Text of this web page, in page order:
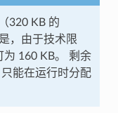
320 KB 的
，由于技术限
160 KB。 剩余
能在运行时分配